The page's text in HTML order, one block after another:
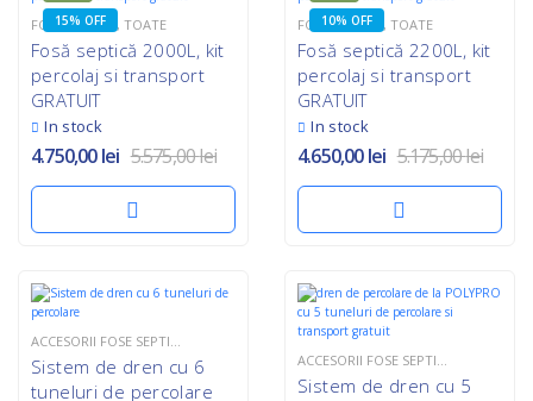
15% OFF
FOSE SEPTICE , TOATE
Fosă septică 2000L, kit
percolaj si transport
GRATUIT
In stock
4.750,00lei 5.575,00lei
10% OFF
FOSE SEPTICE , TOATE
Fosă septică 2200L, kit
percolaj si transport
GRATUIT
In stock
4.650,00lei 5.175,00lei
ACCESORII FOSE SEPTICE
Sistem de dren cu 6
tuneluri de percolare
ACCESORII FOSE SEPTICE
Sistem de dren cu 5